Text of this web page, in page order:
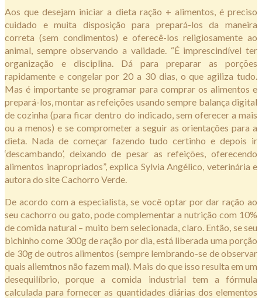
Aos que desejam iniciar a dieta ração + alimentos, é preciso
cuidado e muita disposição para prepará-los da maneira
correta (sem condimentos) e oferecê-los religiosamente ao
animal, sempre observando a validade. “É imprescindível ter
organização e disciplina. Dá para preparar as porções
rapidamente e congelar por 20 a 30 dias, o que agiliza tudo.
Mas é importante se programar para comprar os alimentos e
prepará-los, montar as refeições usando sempre balança digital
de cozinha (para ficar dentro do indicado, sem oferecer a mais
ou a menos) e se comprometer a seguir as orientações para a
dieta. Nada de começar fazendo tudo certinho e depois ir
‘descambando’, deixando de pesar as refeições, oferecendo
alimentos inapropriados”, explica Sylvia Angélico, veterinária e
autora do site Cachorro Verde.
De acordo com a especialista, se você optar por dar ração ao
seu cachorro ou gato, pode complementar a nutrição com 10%
de comida natural – muito bem selecionada, claro. Então, se seu
bichinho come 300g de ração por dia, está liberada uma porção
de 30g de outros alimentos (sempre lembrando-se de observar
quais aliemtnos não fazem mal). Mais do que isso resulta em um
desequilíbrio, porque a comida industrial tem a fórmula
calculada para fornecer as quantidades diárias dos elementos